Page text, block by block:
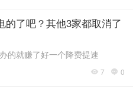
的了吧？其他3家都取消了
的就赚了好一个降费提速
 7  0